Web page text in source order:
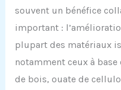
souvent un bénéfice
important :
plupart des matériaux
notamment ceux à
de bois, ouate de